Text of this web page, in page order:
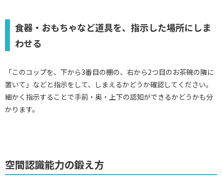
食器・おもちゃなど道具を、指示した場所にしま
わせる
「このコップを、下から3番目の棚の、右から2つ目のお茶碗の隣に
置いて」などと指示をして、しまえるかどうか確認してください。
細かく指示することで手前・奥・上下の認知ができるかどうかも分
かります。
空間認識能力の鍛え方